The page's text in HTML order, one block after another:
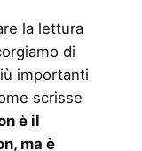
la lettura
di
importanti
scrisse
è il
ma è